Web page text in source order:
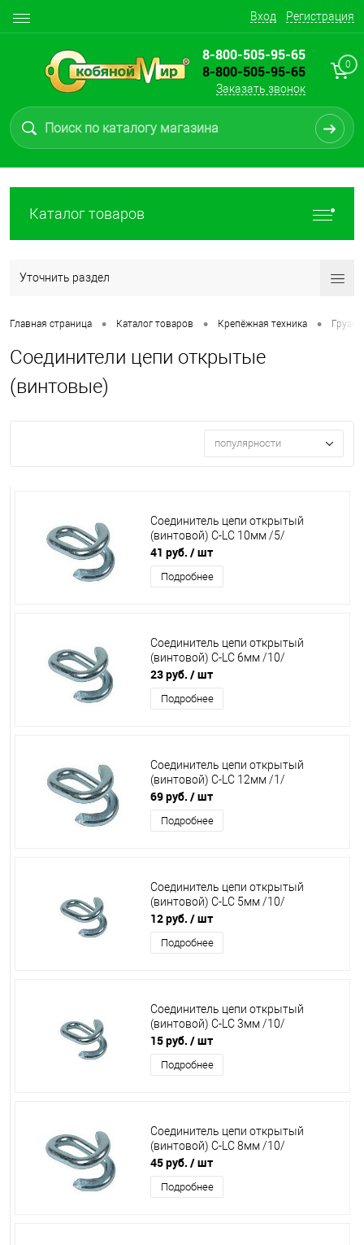
Вход Регистрация
8-800-505-95-65
8-800-505-95-65
Заказать звонок
0
Каталог товаров
Уточнить раздел
Главная страница • Каталог товаров • Крепёжная техника •
Соединители цепи открытые
(винтовые)
популярности
Соединитель цепи открытый
(винтовой) C-LC 10мм /5/
41 руб. / шт
Подробнее
Соединитель цепи открытый
(винтовой) C-LC 6мм /10/
23 руб. / шт
Подробнее
Соединитель цепи открытый
(винтовой) C-LC 12мм /1/
69 руб. / шт
Подробнее
Соединитель цепи открытый
(винтовой) C-LC 5мм /10/
12 руб. / шт
Подробнее
Соединитель цепи открытый
(винтовой) C-LC 3мм /10/
15 руб. / шт
Подробнее
Соединитель цепи открытый
(винтовой) C-LC 8мм /10/
45 руб. / шт
Подробнее